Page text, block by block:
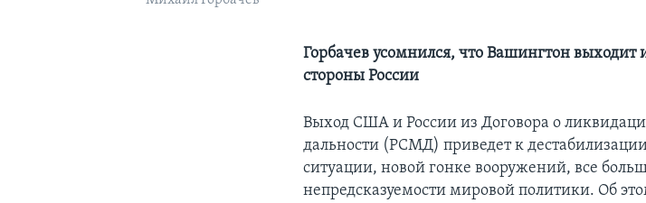
Горбачев усомнился, что Вашингтон выходит
стороны России
Выход США и России из Договора о
дальности (РСМД) приведет к
ситуации, новой гонке вооружений, все
непредсказуемости мировой политики. Об